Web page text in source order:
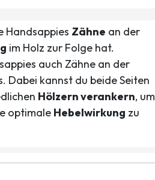
Handsappies Zähne an der
im Holz zur Folge hat.
auch Zähne an der
Dabei kannst du beide Seiten
Hölzern verankern, um
optimale Hebelwirkung zu